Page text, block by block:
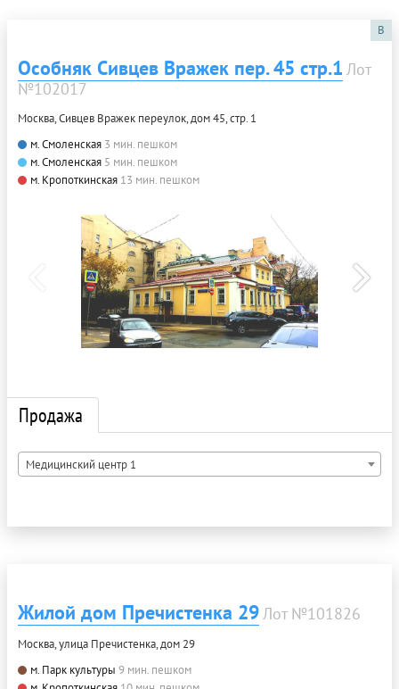
B
Особняк Сивцев Вражек пер. 45 стр.1 Лот
№102017
Москва, Сивцев Вражек переулок, дом 45, стр. 1
м. Смоленская 3 мин. пешком
м. Смоленская 5 мин. пешком
м. Кропоткинская 13 мин. пешком
Продажа
Медицинский центр 1
Жилой дом Пречистенка 29Лот №101826
Москва, улица Пречистенка, дом 29
м. Парк культуры 9 мин. пешком